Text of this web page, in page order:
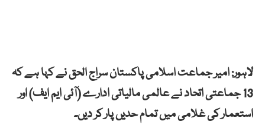
لاہور: امیر جماعت اسلامی پاکستان سراج الحق نے کہا ہے کہ
13 جماعتی اتحاد نے عالمی مالیاتی ادارے (آئی ایم ایف) اور
استعمار کی غلامی میں تمام حدیں پار کر دیں۔